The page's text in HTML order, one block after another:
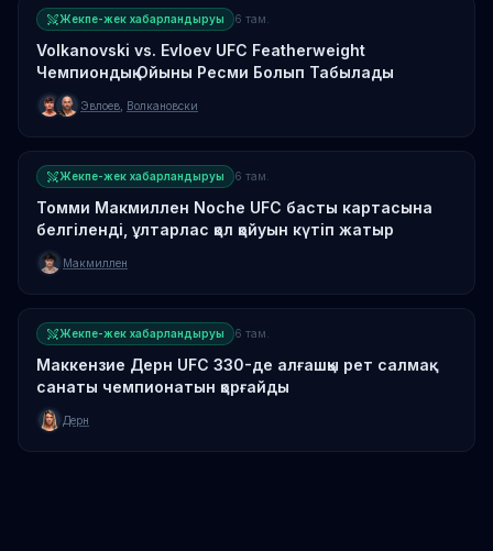
Жекпе-жек хабарландыруы 6 там.
Volkanovski vs. Evloev UFC Featherweight
Чемпиондық Ойыны Ресми Болып Табылады
Эвлоев Волкановски
Жекпе-жек хабарландыруы 6 там.
Томми Макмиллен Noche UFC басты картасына
белгіленді, ұлтарлас қол қойуын күтіп жатыр
Макмиллен
Жекпе-жек хабарландыруы 6 там.
Маккензие Дерн UFC 330-де алғашқы рет салмақ
санаты чемпионатын қорғайды
Дерн